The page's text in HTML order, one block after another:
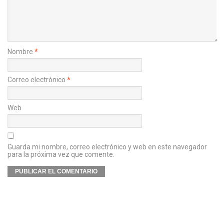
Nombre *
Correo electrónico *
Web
Guarda mi nombre, correo electrónico y web en este navegador
para la próxima vez que comente.